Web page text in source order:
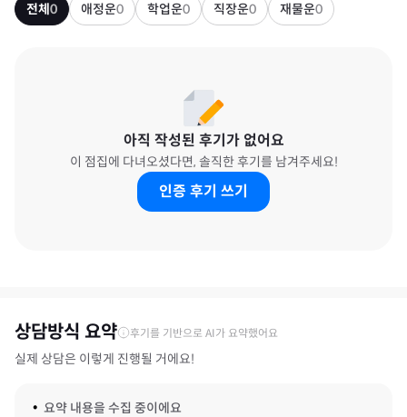
전체0 애정운0 학업운0 직장운0 재물운0
아직 작성된 후기가 없어요
이 점집에 다녀오셨다면, 솔직한 후기를 남겨주세요!
인증 후기 쓰기
상담방식 요약 후기를 기반으로 AI가 요약했어요
실제 상담은 이렇게 진행될 거에요!
요약 내용을 수집 중이에요